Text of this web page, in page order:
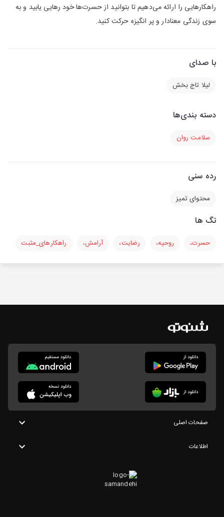
راهکارهایی را ارائه می‌دهیم تا بتوانید از حسرت‌ها خود رهایی یابید و به
سوی زندگی معنادار و پر انگیزه حرکت کنید.
با صدای
لیلا تاج بخش
دسته بندی‌ها
سلامت روان
رده سنی
محتوای تمیز
تگ ها
حسرت، روحیه، رضایت، آرامش، راهکارهای_مثبت
صفحات اصلی
اطلاعات